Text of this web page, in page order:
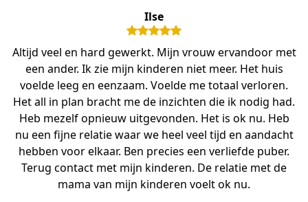
Ilse
Altijd veel en hard gewerkt. Mijn vrouw ervandoor met
een ander. Ik zie mijn kinderen niet meer. Het huis
voelde leeg en eenzaam. Voelde me totaal verloren.
Het all in plan bracht me de inzichten die ik nodig had.
Heb mezelf opnieuw uitgevonden. Het is ok nu. Heb
nu een fijne relatie waar we heel veel tijd en aandacht
hebben voor elkaar. Ben precies een verliefde puber.
Terug contact met mijn kinderen. De relatie met de
mama van mijn kinderen voelt ok nu.